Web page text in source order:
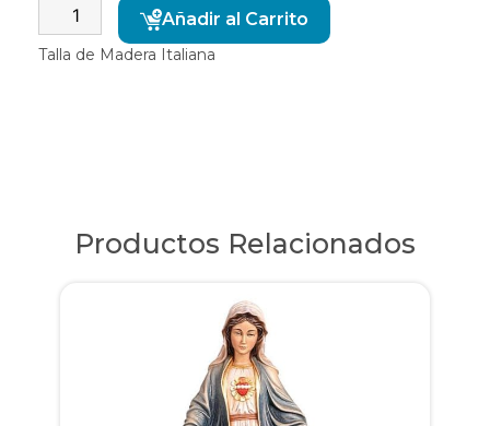
Añadir al Carrito
Talla de Madera Italiana
Productos Relacionados